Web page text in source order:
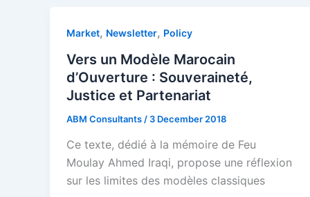
Market, Newsletter, Policy
Vers un Modèle Marocain
d’Ouverture : Souveraineté,
Justice et Partenariat
ABM Consultants / 3 December 2018
Ce texte, dédié à la mémoire de Feu
Moulay Ahmed Iraqi, propose une réflexion
sur les limites des modèles classiques